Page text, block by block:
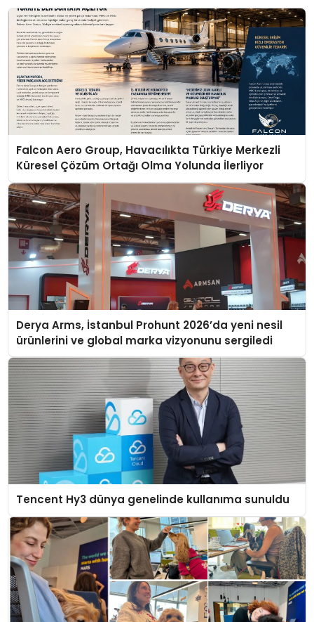
Falcon Aero Group, Havacılıkta Türkiye Merkezli
Küresel Çözüm Ortağı Olma Yolunda İlerliyor
Derya Arms, İstanbul Prohunt 2026’da yeni nesil
ürünlerini ve global marka vizyonunu sergiledi
Tencent Hy3 dünya genelinde kullanıma sunuldu